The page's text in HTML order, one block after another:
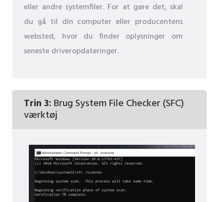
eller andre systemfiler. For at gøre det, skal
du gå til din computer eller producentens
websted, hvor du finder oplysninger om
seneste driveropdateringer.
Trin 3: Brug System File Checker (SFC)
værktøj